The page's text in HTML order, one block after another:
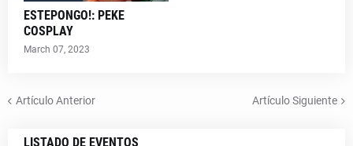
ESTEPONGO!: PEKE
COSPLAY
March 07, 2023
Artículo Anterior Artículo Siguiente
LISTADO DE EVENTOS